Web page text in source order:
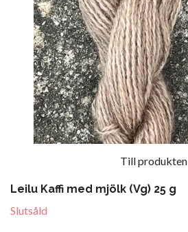
Till produkten
Leilu Kaffi med mjölk (Vg) 25 g
Slutsåld